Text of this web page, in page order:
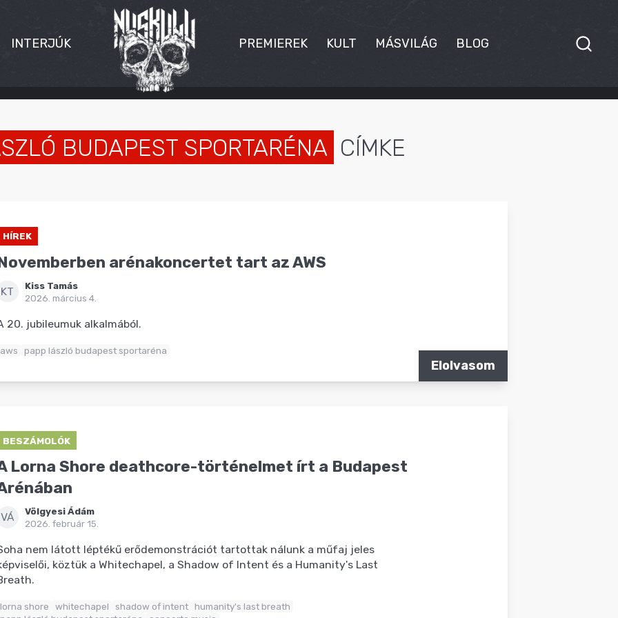
INTERJÚK PREMIEREK KULT MÁSVILÁG BLOG
BUDAPEST SPORTARÉNA CÍMKE
HÍREK
arénakoncertet tart az AWS
KT
Kiss Tamás
2026. március 4.
20. jubileumuk alkalmából.
aws papp lászló budapest sportaréna
Elolvasom
BESZÁMOLÓK
Lorna Shore deathcore-történelmet írt a Budapest
VÁ
Völgyesi Ádám
2026. február 15.
nem látott léptékű erődemonstrációt tartottak nálunk a műfaj jeles
köztük a Whitechapel, a Shadow of Intent és a Humanity's Last
lorna shore whitechapel shadow of intent humanity's last breath